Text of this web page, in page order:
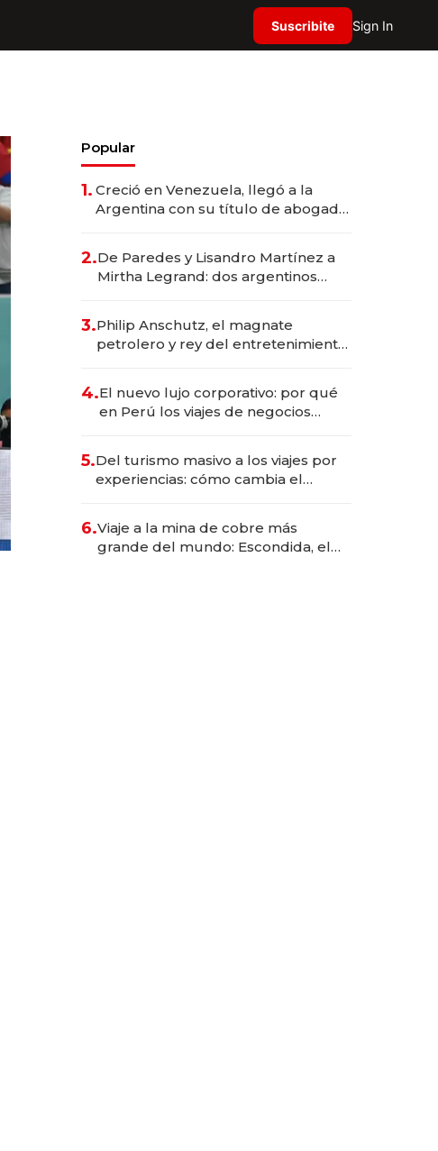
Suscribite Sign In
Popular
1. Creció en Venezuela, llegó a la
Argentina con su título de abogado
marcas "fast premium"
2.De Paredes y Lisandro Martínez a
Mirtha Legrand: dos argentinos
3.Philip Anschutz, el magnate
petrolero y rey del entretenimiento
4.El nuevo lujo corporativo: por qué
en Perú los viajes de negocios
transformadoras
5.Del turismo masivo a los viajes por
experiencias: cómo cambia el
6.Viaje a la mina de cobre más
grande del mundo: Escondida, el